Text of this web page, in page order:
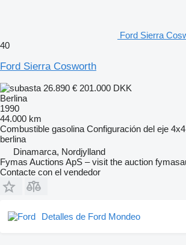
Ford Sierra
40
Ford Sierra Cosworth
26.890 € 201.000 DKK
Berlina
1990
44.000 km
Combustible gasolina Configuración del eje 4x4
berlina
Dinamarca, Nordjylland
Fymas Auctions ApS – visit the auction
Contacte con el vendedor
Detalles de Ford Mondeo